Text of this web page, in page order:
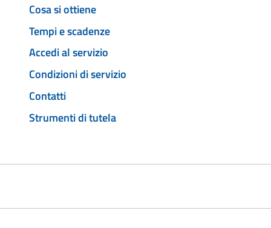
Cosa si ottiene
Tempi e scadenze
Accedi al servizio
Condizioni di servizio
Contatti
Strumenti di tutela